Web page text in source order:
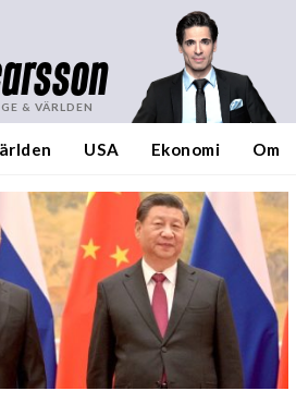
& VÄRLDEN
USA Ekonomi Om